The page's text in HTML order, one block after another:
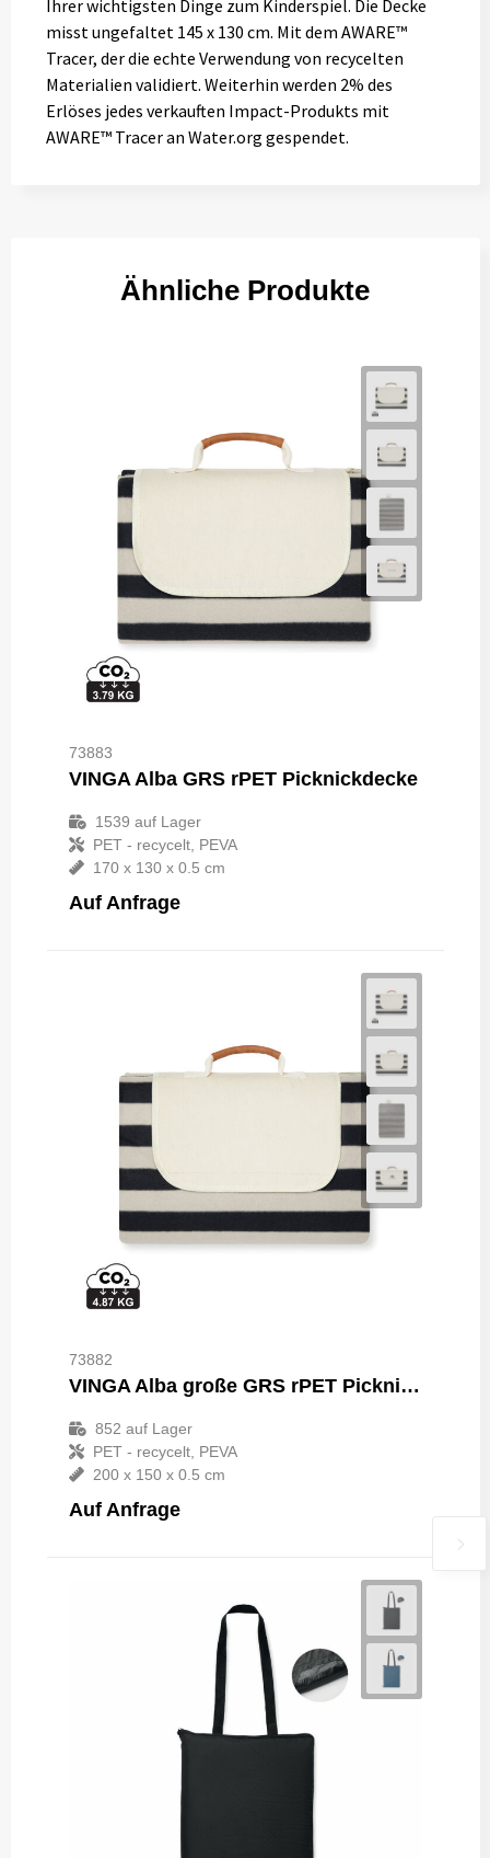
Ihrer wichtigsten Dinge zum Kinderspiel. Die Decke
misst ungefaltet 145 x 130 cm. Mit dem AWARE™
Tracer, der die echte Verwendung von recycelten
Materialien validiert. Weiterhin werden 2% des
Erlöses jedes verkauften Impact-Produkts mit
AWARE™ Tracer an Water.org gespendet.
Ähnliche Produkte
73883
VINGA Alba GRS rPET Picknickdecke
1539 auf Lager
PET - recycelt, PEVA
170 x 130 x 0.5 cm
Auf Anfrage
73882
VINGA Alba große GRS rPET Picknickdecke
852 auf Lager
PET - recycelt, PEVA
200 x 150 x 0.5 cm
Auf Anfrage